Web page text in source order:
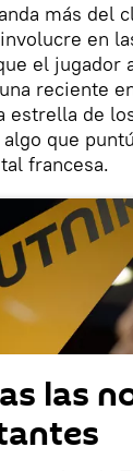
más del
en
el jugador
reciente
estrella de
algo que
francesa.
las